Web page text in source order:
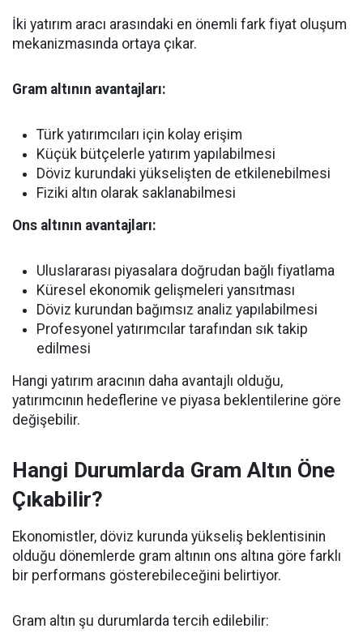
İki yatırım aracı arasındaki en önemli fark fiyat oluşum
mekanizmasında ortaya çıkar.
Gram altının avantajları:
Türk yatırımcıları için kolay erişim
Küçük bütçelerle yatırım yapılabilmesi
Döviz kurundaki yükselişten de etkilenebilmesi
Fiziki altın olarak saklanabilmesi
Ons altının avantajları:
Uluslararası piyasalara doğrudan bağlı fiyatlama
Küresel ekonomik gelişmeleri yansıtması
Döviz kurundan bağımsız analiz yapılabilmesi
Profesyonel yatırımcılar tarafından sık takip
edilmesi
Hangi yatırım aracının daha avantajlı olduğu,
yatırımcının hedeflerine ve piyasa beklentilerine göre
değişebilir.
Hangi Durumlarda Gram Altın Öne
Çıkabilir?
Ekonomistler, döviz kurunda yükseliş beklentisinin
olduğu dönemlerde gram altının ons altına göre farklı
bir performans gösterebileceğini belirtiyor.
Gram altın şu durumlarda tercih edilebilir: